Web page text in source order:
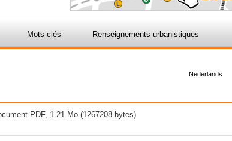
Mots-clés Renseignements urbanistiques
Nederlands
PDF, 1.21 Mo (1267208 bytes)